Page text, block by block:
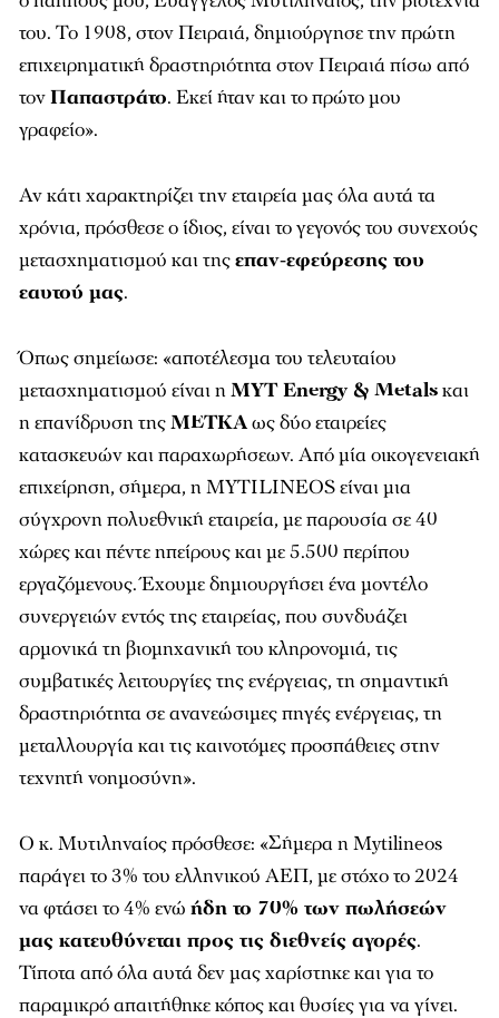
του. Το 1908, στον Πειραιά, δημιούργησε την πρώτη
επιχειρηματική δραστηριότητα στον Πειραιά πίσω από
τονΠαπαστράτο. Εκεί ήταν και το πρώτο μου
γραφείο».
Αν κάτι χαρακτηρίζει την εταιρεία μας όλα αυτά τα
χρόνια, πρόσθεσε ο ίδιος, είναι το γεγονός του συνεχούς
μετασχηματισμού και τηςεπαν-εφεύρεσης του
εαυτού μας.
Όπως σημείωσε: «αποτέλεσμα του τελευταίου
μετασχηματισμού είναι ηΜΥΤ Energy & Metalsκαι
η επανίδρυση τηςΜΕΤΚΑως δύο εταιρείες
κατασκευών και παραχωρήσεων. Από μία οικογενειακή
επιχείρηση, σήμερα, η MYTILINEOS είναι μια
σύγχρονη πολυεθνική εταιρεία, με παρουσία σε 40
χώρες και πέντε ηπείρους και με 5.500 περίπου
εργαζόμενους. Έχουμε δημιουργήσει ένα μοντέλο
συνεργειών εντός της εταιρείας, που συνδυάζει
αρμονικά τη βιομηχανική του κληρονομιά, τις
συμβατικές λειτουργίες της ενέργειας, τη σημαντική
δραστηριότητα σε ανανεώσιμες πηγές ενέργειας, τη
μεταλλουργία και τις καινοτόμες προσπάθειες στην
τεχνητή νοημοσύνη».
Ο κ. Μυτιληναίος πρόσθεσε: «Σήμερα η Mytilineos
παράγει το 3% του ελληνικού ΑΕΠ, με στόχο το 2024
να φτάσει το 4% ενώ ήδη το 70% των πωλήσεών
μας κατευθύνεται προς τις διεθνείς αγορές.
Τίποτα από όλα αυτά δεν μας χαρίστηκε και για το
παραμικρό απαιτήθηκε κόπος και θυσίες για να γίνει.